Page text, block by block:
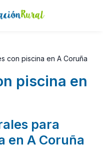
con piscina en A Coruña
piscina en
para
en A Coruña